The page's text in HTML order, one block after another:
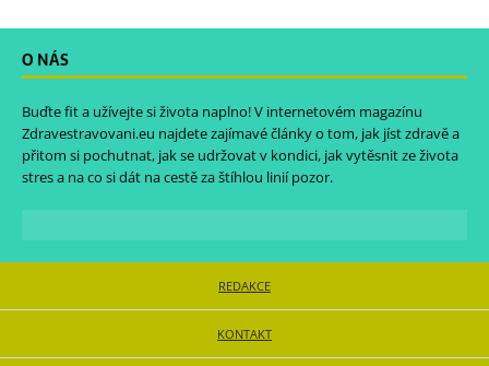
O NÁS
Buďte fit a užívejte si života naplno! V internetovém magazínu
Zdravestravovani.eu najdete zajímavé články o tom, jak jíst zdravě a
přitom si pochutnat, jak se udržovat v kondici, jak vytěsnit ze života
stres a na co si dát na cestě za štíhlou linií pozor.
REDAKCE
KONTAKT